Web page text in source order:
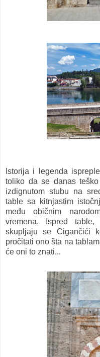
Istorija i legenda
toliko da se danas
izdignutom stubu na
table sa kitnjastim
među običnim
vremena. Ispred
skupljaju se Cigančići
pročitati ono šta na
će oni to znati...